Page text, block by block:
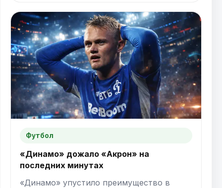
Футбол
«Динамо» дожало «Акрон» на
последних минутах
«Динамо» упустило преимущество в